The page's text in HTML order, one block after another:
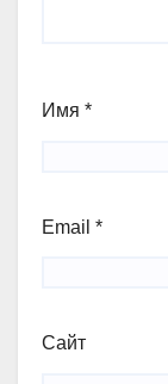
Имя *
Email *
Сайт